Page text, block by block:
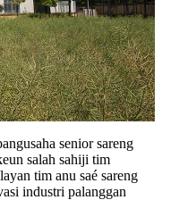
senior sareng
salah sahiji tim
tim anu saé sareng
industri palanggan